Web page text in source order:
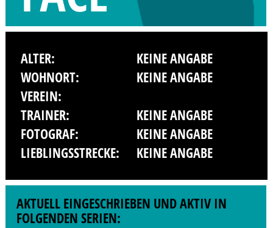
ALTER:
KEINE ANGABE
WOHNORT:
KEINE ANGABE
VEREIN:
TRAINER:
KEINE ANGABE
FOTOGRAF:
KEINE ANGABE
LIEBLINGSSTRECKE:
KEINE ANGABE
AKTUELL EINGESCHRIEBEN UND AKTIV IN
FOLGENDEN SERIEN: